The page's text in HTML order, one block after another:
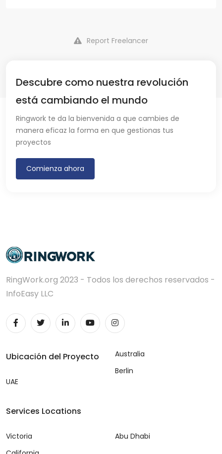
Report Freelancer
Descubre como nuestra revolución
está cambiando el mundo
Ringwork te da la bienvenida a que cambies de
manera eficaz la forma en que gestionas tus
proyectos
Comienza ahora
RingWork.org 2023 - Todos los derechos reservados -
InfoEasy LLC
Ubicación del Proyecto
UAE
Australia
Berlin
Services Locations
Victoria
Abu Dhabi